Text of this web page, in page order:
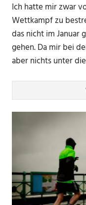
Ich hatte mir zwar
Wettkampf zu
das nicht im Januar
gehen. Da mir bei
aber nichts unter